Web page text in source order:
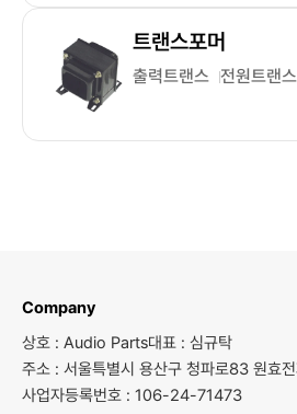
트랜스포머
출력트랜스 전원트랜스
Company
상호 : Audio Parts대표 : 심규탁
주소 : 서울특별시 용산구 청파로83 원효
사업자등록번호 : 106-24-71473